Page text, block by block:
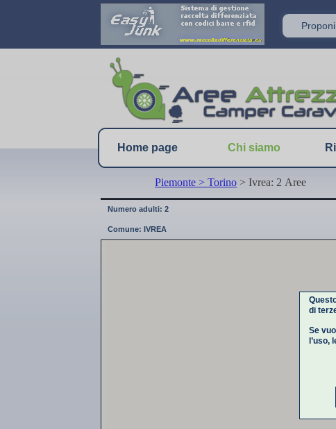
Home page Chi siamo
Numero adulti: 2
Comune: IVREA
Piemonte > Torino > Ivrea: 2 Aree
di
Se
l’uso,